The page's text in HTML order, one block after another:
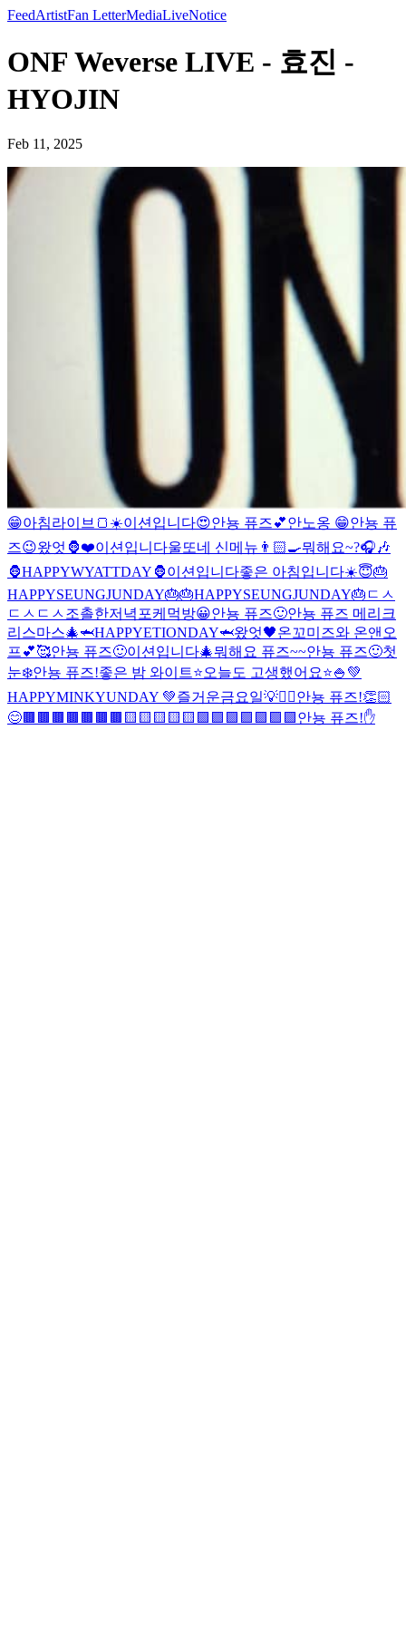
FeedArtistFan LetterMediaLiveNotice
ONF Weverse LIVE - 효진 -
HYOJIN
Feb 11, 2025
😁아침라이브🍞☀️이션입니다😍안뇽 퓨즈💕안노옹 😁안뇽 퓨
즈😉왔엇🦍❤️이션입니다울또네 신메뉴👨🏻‍🍳뭐해요~?🎧🎶
🦍HAPPYWYATTDAY🦍이션입니다좋은 아침입니다☀️😇🎂
HAPPYSEUNGJUNDAY🎂🎂HAPPYSEUNGJUNDAY🎂 ㄷㅅ
ㄷㅅ ㄷㅅ조촐한저녁 포케먹방😀안뇽 퓨즈🙂안뇽 퓨즈 메리크
리스마스🎄🦈HAPPYETIONDAY🦈왔엇🖤온꼬미즈와 온앤오
프💕🥰안뇽 퓨즈🙂이션입니다🎄뭐해요 퓨즈~~안뇽 퓨즈🙂첫
눈❄️안뇽 퓨즈!좋은 밤 와이트⭐️오늘도 고생했어요⭐️🍚 💚
HAPPYMINKYUNDAY 💚즐거운금요일💡✌🏻안뇽 퓨즈!👏🏻
😊🟫🟫🟫🟫🟫🟫🟫🟨🟨🟨 🟨🟨🟪🟪🟪🟪🟪🟪🟪 안뇽 퓨즈!✋